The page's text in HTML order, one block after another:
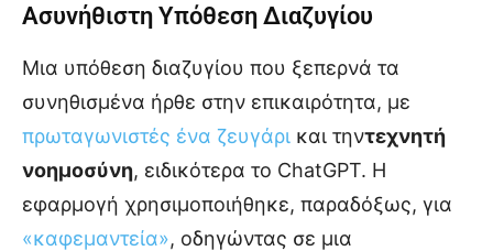
Ασυνήθιστη Υπόθεση Διαζυγίου
Μια υπόθεση διαζυγίου που ξεπερνά τα
συνηθισμένα ήρθε στην επικαιρότητα, με
πρωταγωνιστές ένα ζευγάρι και τηντεχνητή
νοημοσύνη, ειδικότερα το ChatGPT. Η
εφαρμογή χρησιμοποιήθηκε, παραδόξως, για
«καφεμαντεία», οδηγώντας σε μια